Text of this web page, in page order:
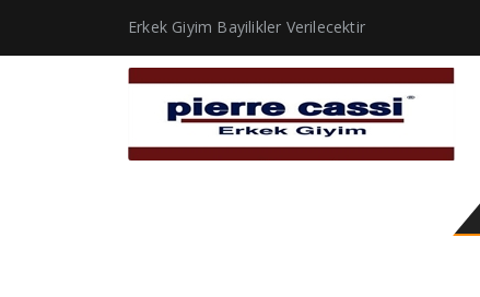
Erkek Giyim Bayilikler Verilecektir